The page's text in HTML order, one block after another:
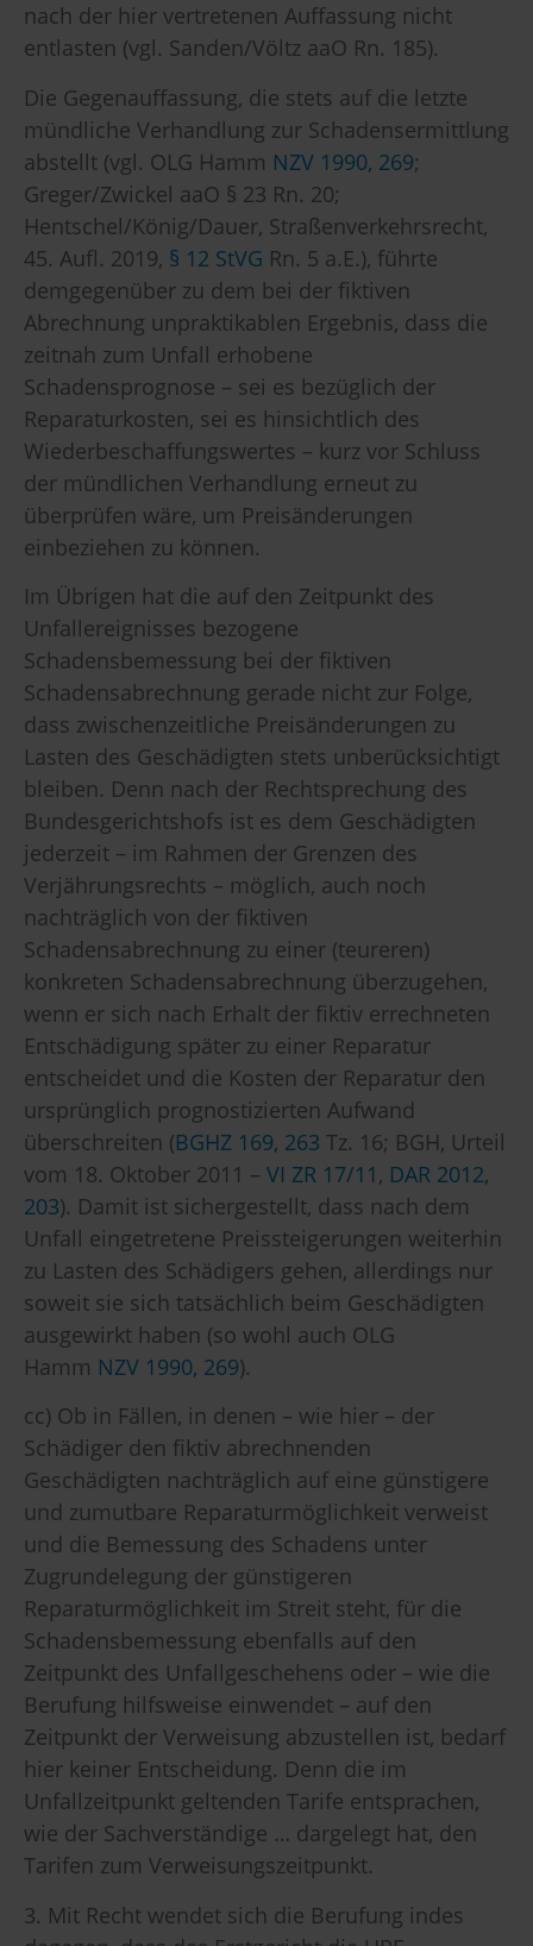
nach der hier vertretenen Auffassung nicht
entlasten (vgl. Sanden/Völtz aaO Rn. 185).
Die Gegenauffassung, die stets auf die letzte
mündliche Verhandlung zur Schadensermittlung
abstellt (vgl. OLG Hamm NZV 1990, 269;
Greger/Zwickel aaO § 23 Rn. 20;
Hentschel/König/Dauer, Straßenverkehrsrecht,
45. Aufl. 2019, § 12 StVG Rn. 5 a.E.), führte
demgegenüber zu dem bei der fiktiven
Abrechnung unpraktikablen Ergebnis, dass die
zeitnah zum Unfall erhobene
Schadensprognose – sei es bezüglich der
Reparaturkosten, sei es hinsichtlich des
Wiederbeschaffungswertes – kurz vor Schluss
der mündlichen Verhandlung erneut zu
überprüfen wäre, um Preisänderungen
einbeziehen zu können.
Im Übrigen hat die auf den Zeitpunkt des
Unfallereignisses bezogene
Schadensbemessung bei der fiktiven
Schadensabrechnung gerade nicht zur Folge,
dass zwischenzeitliche Preisänderungen zu
Lasten des Geschädigten stets unberücksichtigt
bleiben. Denn nach der Rechtsprechung des
Bundesgerichtshofs ist es dem Geschädigten
jederzeit – im Rahmen der Grenzen des
Verjährungsrechts – möglich, auch noch
nachträglich von der fiktiven
Schadensabrechnung zu einer (teureren)
konkreten Schadensabrechnung überzugehen,
wenn er sich nach Erhalt der fiktiv errechneten
Entschädigung später zu einer Reparatur
entscheidet und die Kosten der Reparatur den
ursprünglich prognostizierten Aufwand
überschreiten (BGHZ 169, 263 Tz. 16; BGH, Urteil
vom 18. Oktober 2011 – VI ZR 17/11 , DAR 2012,
203). Damit ist sichergestellt, dass nach dem
Unfall eingetretene Preissteigerungen weiterhin
zu Lasten des Schädigers gehen, allerdings nur
soweit sie sich tatsächlich beim Geschädigten
ausgewirkt haben (so wohl auch OLG
Hamm NZV 1990, 269).
cc) Ob in Fällen, in denen – wie hier – der
Schädiger den fiktiv abrechnenden
Geschädigten nachträglich auf eine günstigere
und zumutbare Reparaturmöglichkeit verweist
und die Bemessung des Schadens unter
Zugrundelegung der günstigeren
Reparaturmöglichkeit im Streit steht, für die
Schadensbemessung ebenfalls auf den
Zeitpunkt des Unfallgeschehens oder – wie die
Berufung hilfsweise einwendet – auf den
Zeitpunkt der Verweisung abzustellen ist, bedarf
hier keiner Entscheidung. Denn die im
Unfallzeitpunkt geltenden Tarife entsprachen,
wie der Sachverständige … dargelegt hat, den
Tarifen zum Verweisungszeitpunkt.
3. Mit Recht wendet sich die Berufung indes